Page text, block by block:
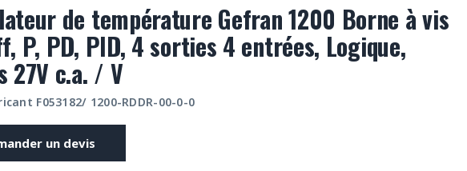
de température Gefran 1200 Borne à vis
P, PD, PID, 4 sorties 4 entrées, Logique,
27V c.a. / V
F053182/ 1200-RDDR-00-0-0
un devis